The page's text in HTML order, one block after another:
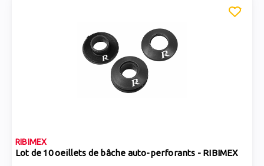
RIBIMEX
Lot de 10 oeillets de bâche auto-perforants - RIBIMEX